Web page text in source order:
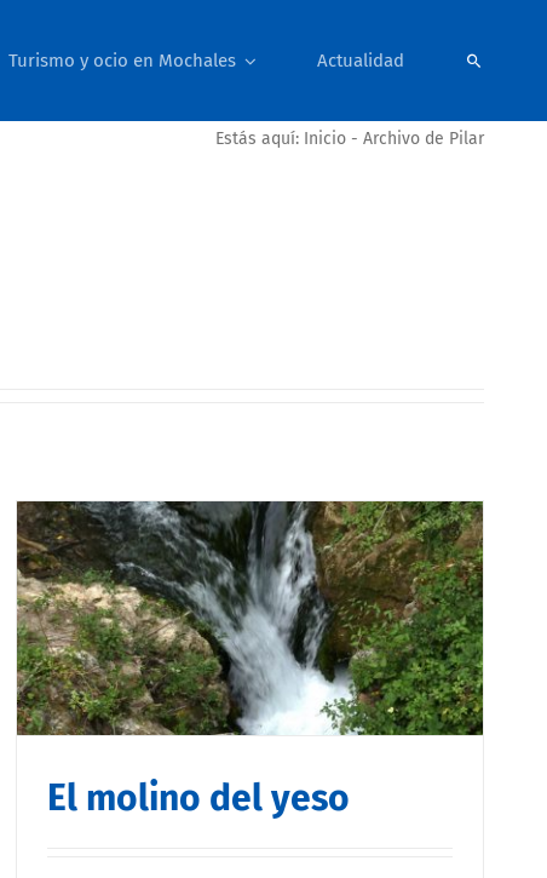
Turismo y ocio en Mochales Actualidad
Estás aquí: Inicio - Archivo de Pilar
El molino del yeso